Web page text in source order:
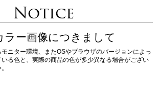
Notice
ラー画像につきまして
ニター環境、またOSやブラウザのバージョンによっ
る色と、実際の商品の色が多少異なる場合がござい